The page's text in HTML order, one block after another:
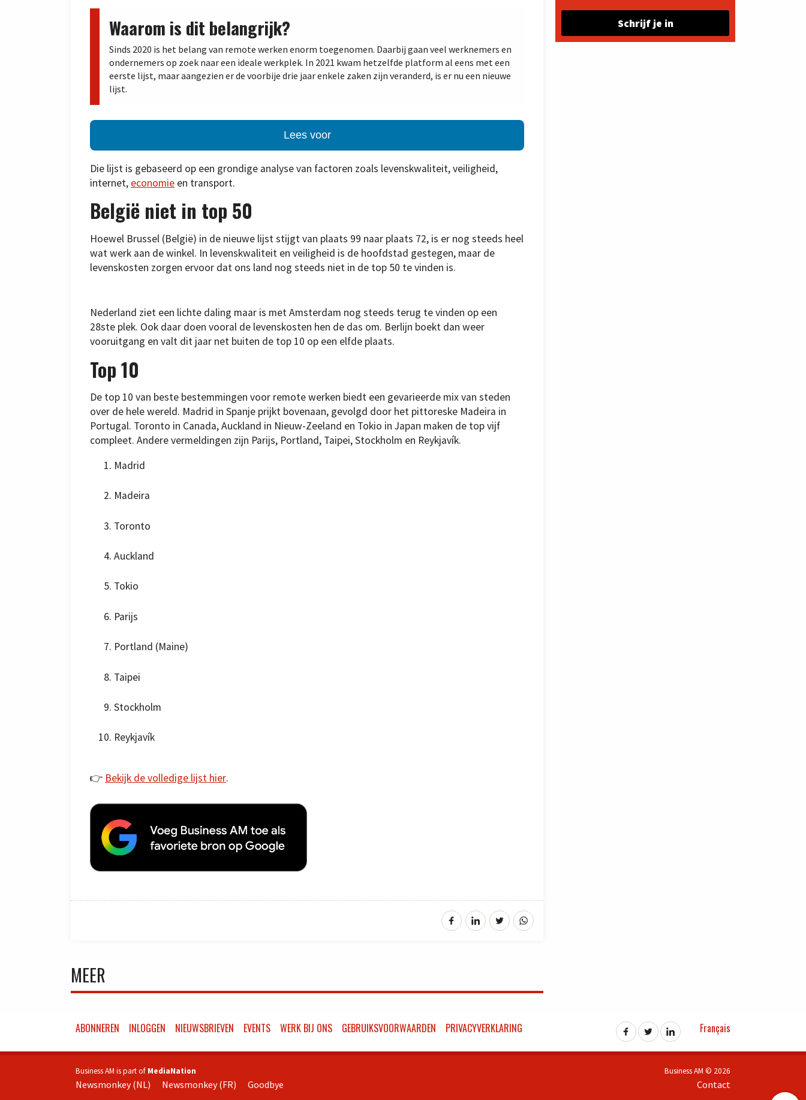
Waarom is dit belangrijk?
Sinds 2020 is het belang van remote werken enorm toegenomen. Daarbij gaan veel werknemers en
ondernemers op zoek naar een ideale werkplek. In 2021 kwam hetzelfde platform al eens met een
eerste lijst, maar aangezien er de voorbije drie jaar enkele zaken zijn veranderd, is er nu een nieuwe
lijst.
Lees voor
Die lijst is gebaseerd op een grondige analyse van factoren zoals levenskwaliteit, veiligheid,
internet, economie en transport.
België niet in top 50
Hoewel Brussel (België) in de nieuwe lijst stijgt van plaats 99 naar plaats 72, is er nog steeds heel
wat werk aan de winkel. In levenskwaliteit en veiligheid is de hoofdstad gestegen, maar de
levenskosten zorgen ervoor dat ons land nog steeds niet in de top 50 te vinden is.
Nederland ziet een lichte daling maar is met Amsterdam nog steeds terug te vinden op een
28ste plek. Ook daar doen vooral de levenskosten hen de das om. Berlijn boekt dan weer
vooruitgang en valt dit jaar net buiten de top 10 op een elfde plaats.
Top 10
De top 10 van beste bestemmingen voor remote werken biedt een gevarieerde mix van steden
over de hele wereld. Madrid in Spanje prijkt bovenaan, gevolgd door het pittoreske Madeira in
Portugal. Toronto in Canada, Auckland in Nieuw-Zeeland en Tokio in Japan maken de top vijf
compleet. Andere vermeldingen zijn Parijs, Portland, Taipei, Stockholm en Reykjavík.
Madrid
Madeira
Toronto
Auckland
Tokio
Parijs
Portland (Maine)
Taipei
Stockholm
Reykjavík
👉 Bekijk de volledige lijst hier.
MEER
Schrijf je in
ABONNEREN INLOGGEN NIEUWSBRIEVEN EVENTS WERK BIJ ONS GEBRUIKSVOORWAARDEN PRIVACYVERKLARING Français
Business AM is part of MediaNation
Newsmonkey (NL) Newsmonkey (FR) Goodbye
Business AM © 2026
Contact